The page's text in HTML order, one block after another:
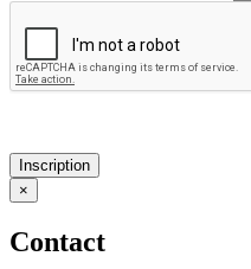
Inscription
×
Contact